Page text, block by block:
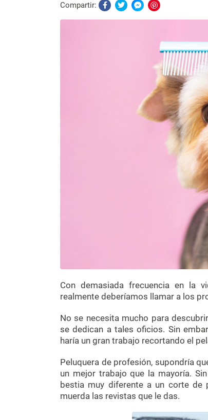
Compartir:
Con demasiada frecuencia en la
realmente deberíamos llamar a los
No se necesita mucho para
se dedican a tales oficios. Sin
haría un gran trabajo recortando el
Peluquera de profesión, supondría
un mejor trabajo que la mayoría.
bestia muy diferente a un corte de
muerda las revistas que le das.